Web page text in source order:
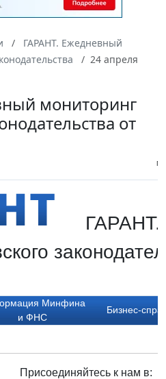
ГАРАНТ. Ежедневный
24 апреля
мониторинг
от
ГАРАНТ.
Минфина
и ФНС
Бизнес-
Присоединяйтесь к нам в: